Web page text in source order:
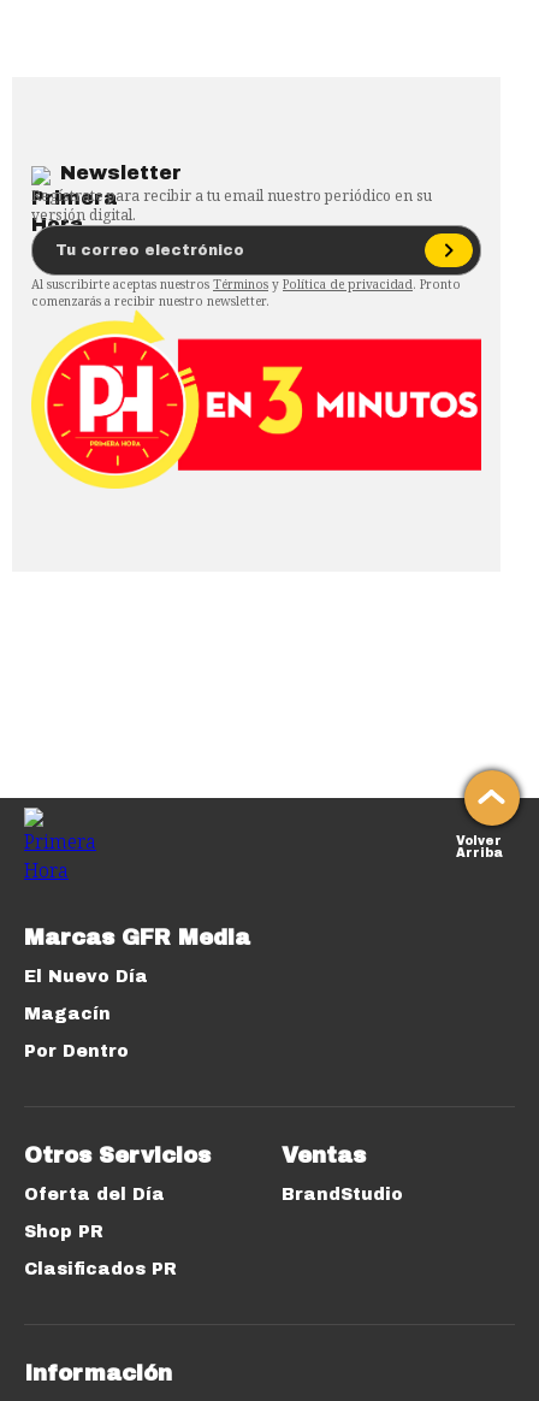
Newsletter
Regístrate para recibir a tu email nuestro periódico en su
versión digital.
Al suscribirte aceptas nuestros Términos y Política de privacidad. Pronto
comenzarás a recibir nuestro newsletter.
Volver
Arriba
Marcas GFR Media
El Nuevo Día
Magacín
Por Dentro
Otros Servicios
Oferta del Día
Shop PR
Clasificados PR
Ventas
BrandStudio
Información